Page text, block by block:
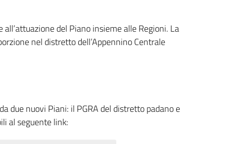
del Piano insieme alle Regioni. La
nel distretto dell’Appennino Centrale
due nuovi Piani: il PGRA del distretto padano e
al seguente link: